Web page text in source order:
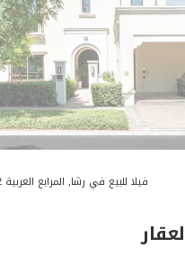
فيلا للبيع في رشا, المرابع العربية 2